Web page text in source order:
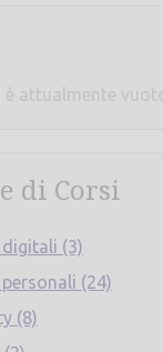
attualmente vuoto.
di Corsi
digitali (3)
(24)
(8)